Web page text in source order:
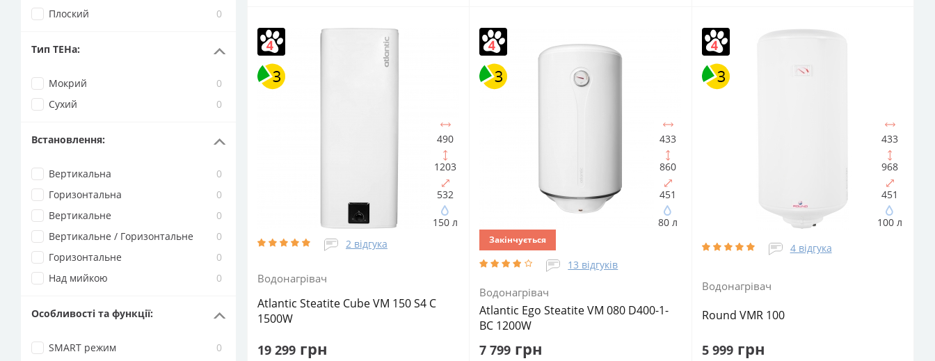
Вертикальне
Мокрий
Потужність ТЕНа, Вт:
Тип
водонагрівача:
Електричний
накопичувальний
Циліндрична
Вертикальне
Потужність ТЕНа, Вт:
1500 Тип
водонагрівача:
накопичувальний
Форма водонагрівача:
Циліндрична
Кількість ТЕНів, шт:
Матеріал
внутрішнього бака:
490
1203
532
150 л
2 відгука
Водонагрівач
Atlantic Steatite Cube VM 150 S4 C
1500W
19 299грн
433
860
451
80 л
Закінчується
13 відгуків
Водонагрівач
Atlantic Ego Steatite VM 080 D400-1-
BC 1200W
7 799 грн
433
968
451
100 л
4 відгука
Водонагрівач
Round VMR 100
5 999грн
Плоский
0
Тип ТЕНа:
Мокрий
0
Сухий
0
Встановлення:
Вертикальна
0
Горизонтальна
0
Вертикальне
0
Вертикальне / Горизонтальне
0
Горизонтальне
0
Над мийкою
0
Особливості та функції:
SMART режим
0